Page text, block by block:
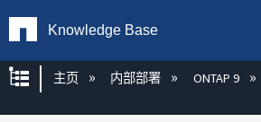
Knowledge Base
扩展/隐缩全局层次
主页 内部部署 ONTAP 9